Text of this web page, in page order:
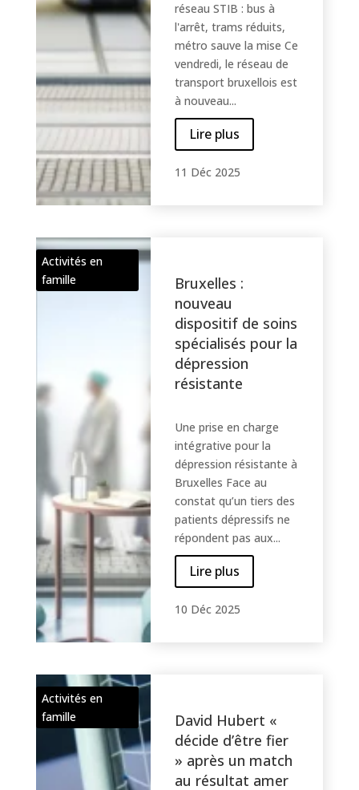
réseau STIB : bus à
l'arrêt, trams réduits,
métro sauve la mise Ce
vendredi, le réseau de
transport bruxellois est
à nouveau...
Lire plus
11 Déc 2025
Activités en
famille
Bruxelles :
nouveau
dispositif de soins
spécialisés pour la
dépression
résistante
Une prise en charge
intégrative pour la
dépression résistante à
Bruxelles Face au
constat qu’un tiers des
patients dépressifs ne
répondent pas aux...
Lire plus
10 Déc 2025
Activités en
famille
David Hubert «
décide d’être fier
» après un match
au résultat amer